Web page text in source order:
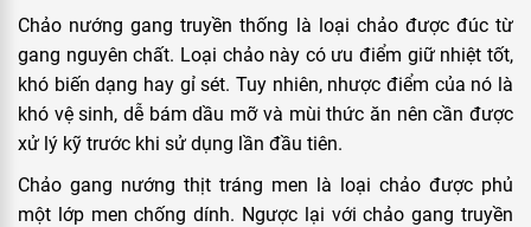
Chảo nướng gang truyền thống là loại chảo được đúc từ
gang nguyên chất. Loại chảo này có ưu điểm giữ nhiệt tốt,
khó biến dạng hay gỉ sét. Tuy nhiên, nhược điểm của nó là
khó vệ sinh, dễ bám dầu mỡ và mùi thức ăn nên cần được
xử lý kỹ trước khi sử dụng lần đầu tiên.
Chảo gang nướng thịt tráng men là loại chảo được phủ
một lớp men chống dính. Ngược lại với chảo gang truyền